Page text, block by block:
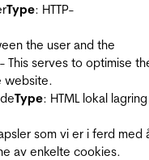
Type: HTTP-
the user and the
This serves to optimise
website.
Type: HTML lokal lagring
som vi er i ferd med
av enkelte cookies.